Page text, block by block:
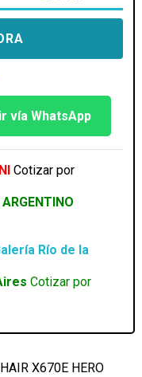
vía WhatsApp
Cotizar por
Río de la
Cotizar por
X670E HERO